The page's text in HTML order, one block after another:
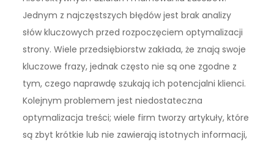
Jednym z najczęstszych błędów jest brak analizy
słów kluczowych przed rozpoczęciem optymalizacji
strony. Wiele przedsiębiorstw zakłada, że znają swoje
kluczowe frazy, jednak często nie są one zgodne z
tym, czego naprawdę szukają ich potencjalni klienci.
Kolejnym problemem jest niedostateczna
optymalizacja treści; wiele firm tworzy artykuły, które
są zbyt krótkie lub nie zawierają istotnych informacji,